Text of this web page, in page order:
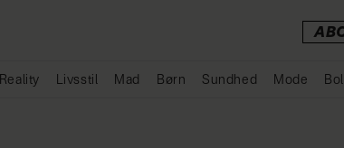
Reality Livsstil Mad Børn Sundhed Mode